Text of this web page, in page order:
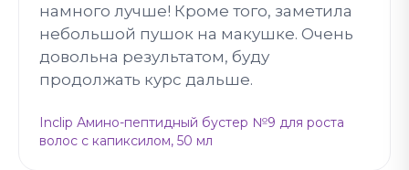
намного лучше! Кроме того, заметила
небольшой пушок на макушке. Очень
довольна результатом, буду
продолжать курс дальше.
Inclip Амино-пептидный бустер №9 для роста
волос с капиксилом, 50 мл